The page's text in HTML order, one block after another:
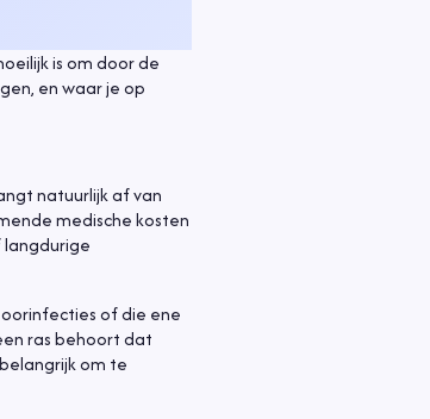
is om door de
en waar je op
natuurlijk af van
medische kosten
langdurige
of die ene
ras behoort dat
om te